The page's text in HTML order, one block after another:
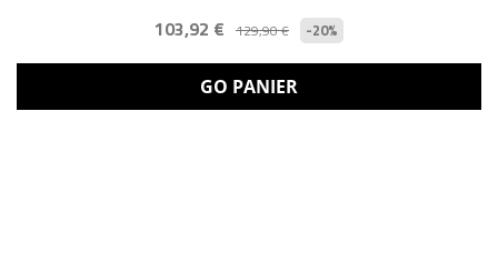
103,92 € 129,90 € -20%
GO PANIER